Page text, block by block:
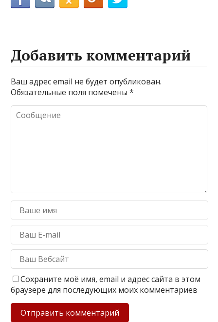
Добавить комментарий
Ваш адрес email не будет опубликован.
Обязательные поля помечены*
Сохраните моё имя, email и адрес сайта в этом
браузере для последующих моих комментариев